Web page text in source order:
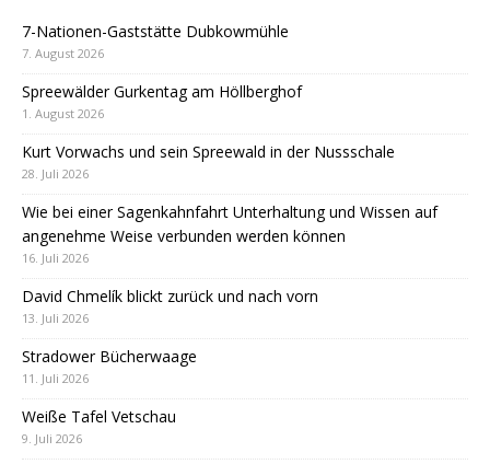
7-Nationen-Gaststätte Dubkowmühle
7. August 2026
Spreewälder Gurkentag am Höllberghof
1. August 2026
Kurt Vorwachs und sein Spreewald in der Nussschale
28. Juli 2026
Wie bei einer Sagenkahnfahrt Unterhaltung und Wissen auf
angenehme Weise verbunden werden können
16. Juli 2026
David Chmelík blickt zurück und nach vorn
13. Juli 2026
Stradower Bücherwaage
11. Juli 2026
Weiße Tafel Vetschau
9. Juli 2026